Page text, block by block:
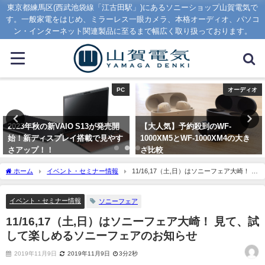
東京都練馬区(西武池袋線「江古田駅」)にあるソニーショップ山賀電気で
す。一般家電をはじめ、ミラーレス一眼カメラ、本格オーディオ、パソコ
ン・インターネット関連製品に至るまで幅広く取り扱っております。
PC
2023年秋の新VAIO S13が発売開
始！新ディスプレイ搭載で見やす
さアップ！！
オーディオ
【大人気】予約殺到のWF-
1000XM5とWF-1000XM4の大き
さ比較
ホーム イベント・セミナー情報
11/16,17（土,日）はソニーフェア大崎！ 見
て、試して楽しめるソニーフェアのお知らせ
イベント・セミナー情報 ソニーフェア
11/16,17（土,日）はソニーフェア大崎！ 見て、試
して楽しめるソニーフェアのお知らせ
2019年11月9日 2019年11月9日 3分2秒